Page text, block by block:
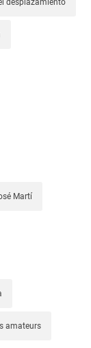
desplazamiento
Martí
amateurs